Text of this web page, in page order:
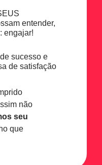
entender,
engajar!
sucesso e
de satisfação
não
seu
que